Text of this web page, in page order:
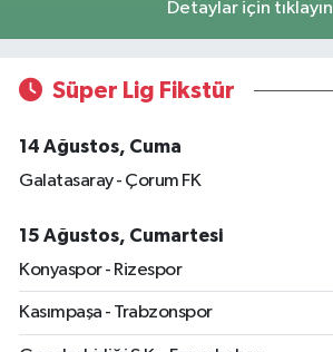
Detaylar için tıklayın
Süper Lig Fikstür
14 Ağustos, Cuma
Galatasaray - Çorum FK
15 Ağustos, Cumartesi
Konyaspor - Rizespor
Kasımpaşa - Trabzonspor